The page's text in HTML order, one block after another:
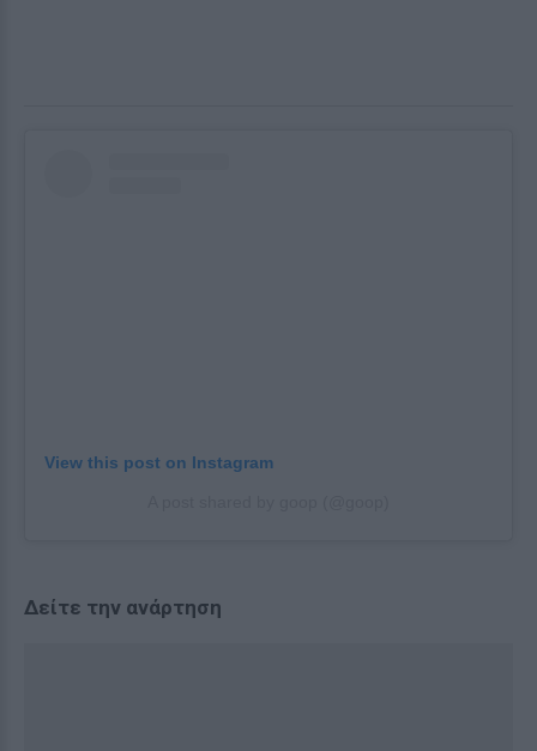
View this post on Instagram
Δείτε την ανάρτηση